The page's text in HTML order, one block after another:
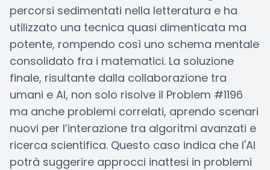
percorsi sedimentati nella letteratura e ha
utilizzato una tecnica quasi dimenticata ma
potente, rompendo così uno schema mentale
consolidato fra i matematici. La soluzione
finale, risultante dalla collaborazione tra
umani e AI, non solo risolve il Problem #1196
ma anche problemi correlati, aprendo scenari
nuovi per l’interazione tra algoritmi avanzati e
ricerca scientifica. Questo caso indica che l'AI
potrà suggerire approcci inattesi in problemi